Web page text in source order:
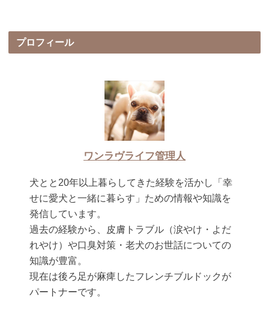
プロフィール
ワンラヴライフ管理人
犬とと20年以上暮らしてきた経験を活かし「幸
せに愛犬と一緒に暮らす」ための情報や知識を
発信しています。
過去の経験から、皮膚トラブル（涙やけ・よだ
れやけ）や口臭対策・老犬のお世話についての
知識が豊富。
現在は後ろ足が麻痺したフレンチブルドックが
パートナーです。